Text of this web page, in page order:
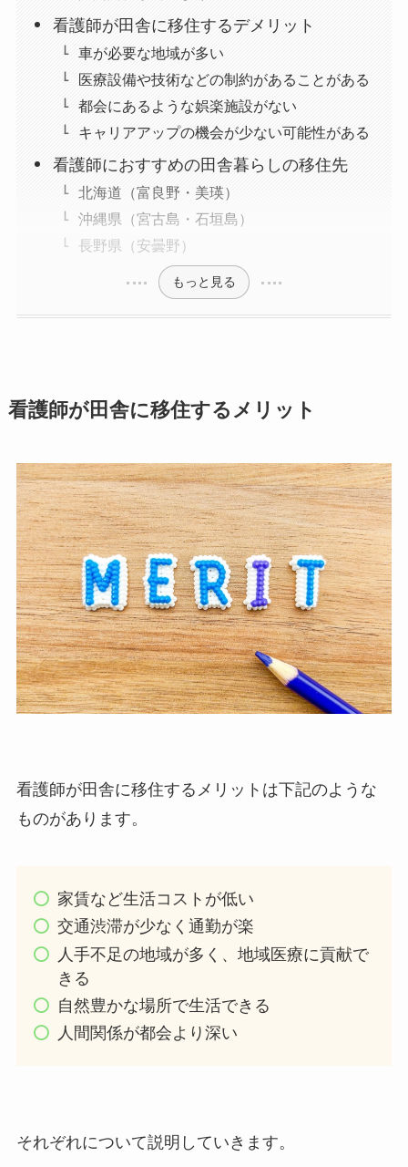
看護師が田舎に移住するデメリット
車が必要な地域が多い
医療設備や技術などの制約があることがある
都会にあるような娯楽施設がない
キャリアアップの機会が少ない可能性がある
看護師におすすめの田舎暮らしの移住先
北海道（富良野・美瑛）
沖縄県（宮古島・石垣島）
長野県（安曇野）
もっと見る
看護師が田舎に移住するメリット
看護師が田舎に移住するメリットは下記のような
ものがあります。
家賃など生活コストが低い
交通渋滞が少なく通勤が楽
人手不足の地域が多く、地域医療に貢献で
きる
自然豊かな場所で生活できる
人間関係が都会より深い
それぞれについて説明していきます。